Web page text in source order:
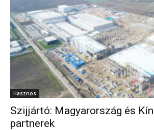
Hasznos
Szijjártó: Magyarország és
partnerek